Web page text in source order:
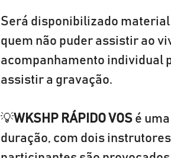
Será disponibilizado
quem não puder assistir ao
acompanhamento individual
assistir a gravação.
💡WKSHP RÁPIDO VOS é
duração, com dois